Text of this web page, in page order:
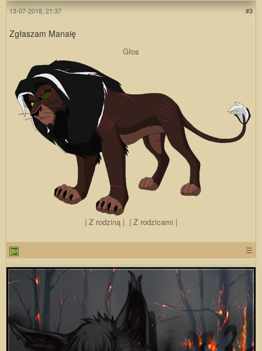
#3
13-07-2018, 21:37
Zgłaszam Manaię
Głos
| Z rodziną | | Z rodzicami |
☰